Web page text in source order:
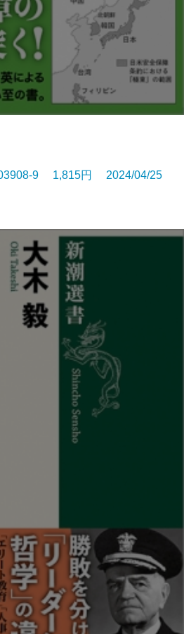
9 1,815円 2024/04/25